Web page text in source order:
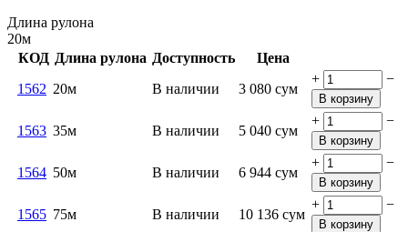
Длина рулона
20м
КОД Длина рулона Доступность
Цена
1562 20м В наличии 3 080 сум
+ −
В корзину
1563 35м В наличии 5 040 сум
+ −
В корзину
1564 50м В наличии 6 944 сум
+ −
В корзину
1565 75м В наличии 10 136 сум
+ −
В корзину